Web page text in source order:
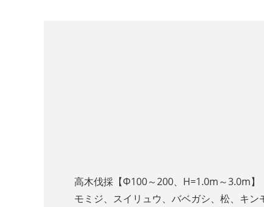
高木伐採【Φ100～200、H=1.0m～3.0m
モミジ、スイリュウ、バベガシ、松、キ